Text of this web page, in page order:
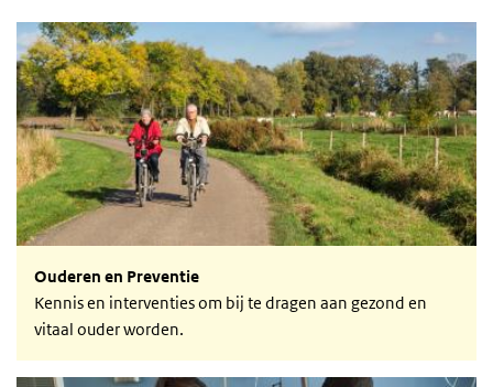
Ouderen en preventie
Ouderen en Preventie
Kennis en interventies om bij te dragen aan gezond en
vitaal ouder worden.